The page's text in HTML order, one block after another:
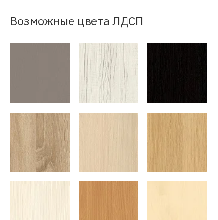
Возможные цвета ЛДСП